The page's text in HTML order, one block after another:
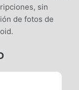
sin
de fotos de